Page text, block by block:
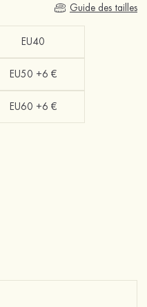
Guide des tailles
EU40
EU50 +6 €
EU60 +6 €